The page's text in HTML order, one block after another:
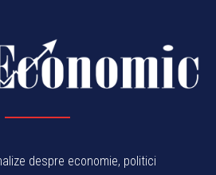
despre economie, politici